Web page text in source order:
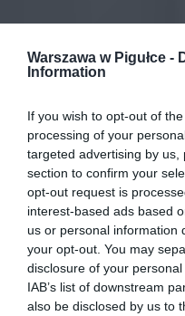
Warszawa w Pigułce -
Information
If you wish to opt-out of
processing of your
targeted advertising by
section to confirm your
opt-out request is
interest-based ads based
us or personal information
your opt-out. You may
disclosure of your
IAB’s list of downstream
also be disclosed by us to